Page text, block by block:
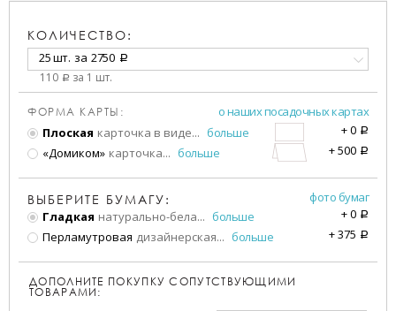
КОЛИЧЕСТВО:
25 шт. за 2750 a
110 a за 1 шт.
ФОРМА КАРТЫ:
о наших посадочных картах
Плоская карточка в виде... больше +0 a
«Домиком» карточка... больше +500 a
ВЫБЕРИТЕ БУМАГУ:
фото бумаг
Гладкая натурально-бела... больше +0 a
Перламутровая дизайнерская... больше +375 a
ДОПОЛНИТЕ ПОКУПКУ СОПУТСТВУЮЩИМИ
ТОВАРАМИ: